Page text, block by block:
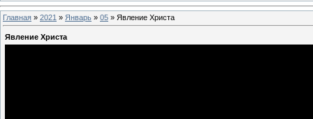
Главная » 2021 » Январь » 05 » Явление Христа
Явление Христа